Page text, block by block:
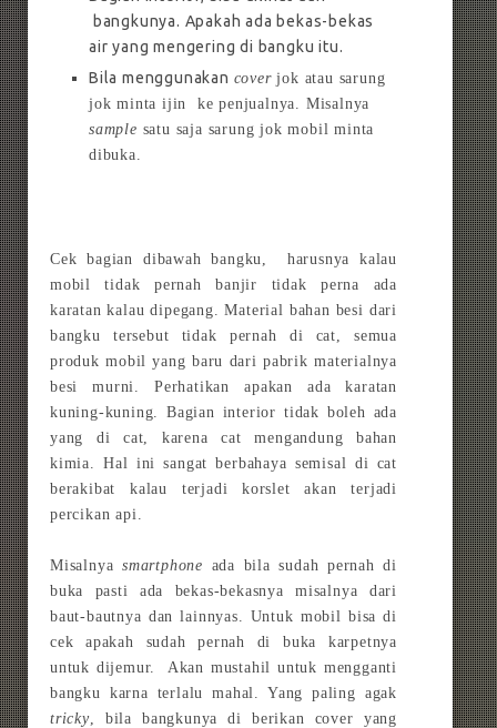
bangkunya. Apakah ada bekas-bekas
air yang mengering di bangku itu.
Bila menggunakan coverjok atau sarung
jok minta ijin ke penjualnya. Misalnya
sample satu saja sarung jok mobil minta
dibuka.
Cek bagian dibawah bangku, harusnya kalau
mobil tidak pernah banjir tidak perna ada
karatan kalau dipegang. Material bahan besi dari
bangku tersebut tidak pernah di cat, semua
produk mobil yang baru dari pabrik materialnya
besi murni. Perhatikan apakan ada karatan
kuning-kuning. Bagian interior tidak boleh ada
yang di cat, karena cat mengandung bahan
kimia. Hal ini sangat berbahaya semisal di cat
berakibat kalau terjadi korslet akan terjadi
percikan api.
Misalnya smartphone ada bila sudah pernah di
buka pasti ada bekas-bekasnya misalnya dari
baut-bautnya dan lainnyas. Untuk mobil bisa di
cek apakah sudah pernah di buka karpetnya
untuk dijemur. Akan mustahil untuk mengganti
bangku karna terlalu mahal. Yang paling agak
tricky, bila bangkunya di berikan cover yang